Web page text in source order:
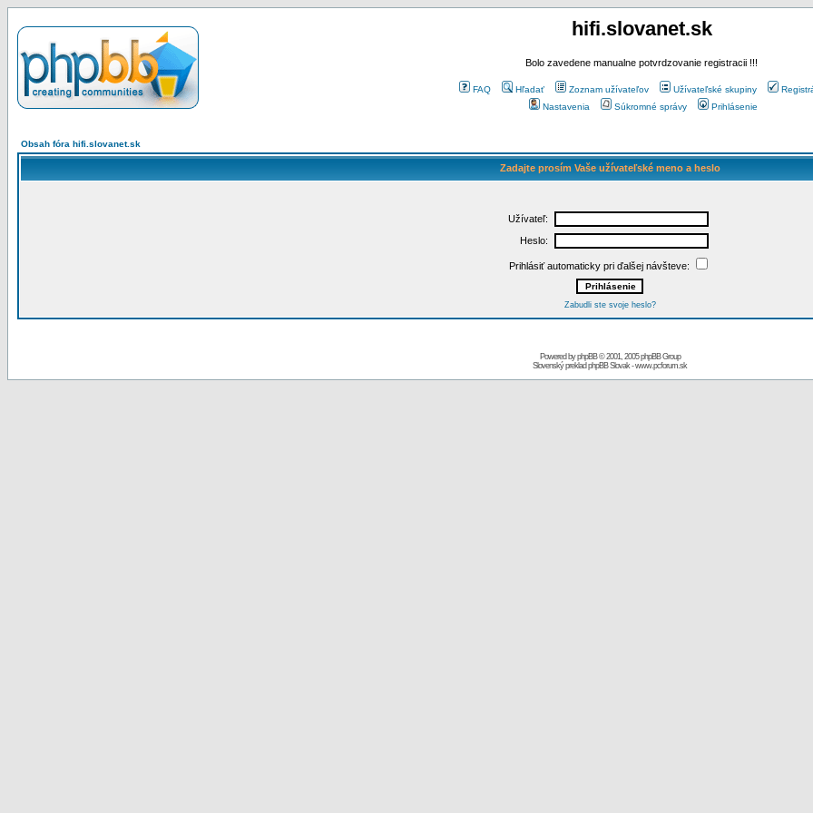
hifi.slovanet.sk
Bolo zavedene manualne potvrdzovanie registracii !!!
FAQ Hľadať Zoznam užívateľov Užívateľské skupiny
Nastavenia
Súkromné správy Prihlásenie
Obsah fóra hifi.slovanet.sk
Zadajte prosím Vaše užívateľské meno a heslo
Užívateľ:
Heslo:
Prihlásiť automaticky pri ďalšej návšteve:
Zabudli ste svoje heslo?
Powered byphpBB© 2001, 2005 phpBB Group
Slovenský preklad phpBB Slovak-www.pcforum.sk